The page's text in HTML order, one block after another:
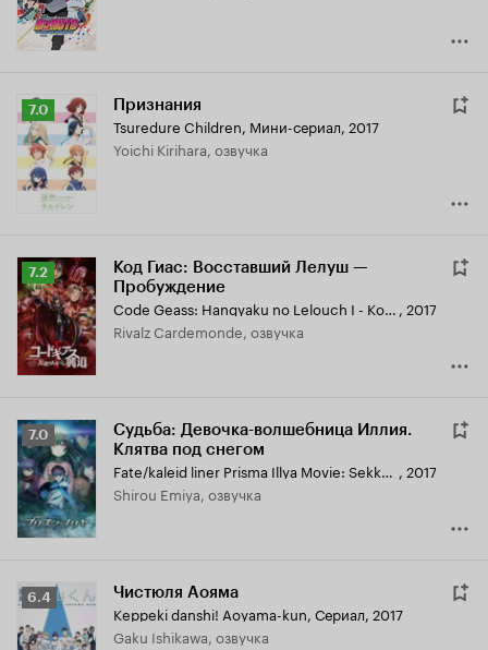
Рейтинг
Кинопоиска
7.0
7.0 Признания
Tsuredure Children, Мини-сериал, 2017
Yoichi Kirihara, озвучка
Рейтинг
Кинопоиска
7.2
7.2
Код Гиас: Восставший Лелуш —
Пробуждение
Code Geass: Hangyaku no Lelouch I - Koudou , 2017
Rivalz Cardemonde, озвучка
Рейтинг
Кинопоиска
7.0
7.0
Судьба: Девочка-волшебница Иллия.
Клятва под снегом
Fate/kaleid liner Prisma Illya Movie: Sekka no Chikai , 2017
Shirou Emiya, озвучка
Рейтинг
Кинопоиска
6.4
6.4 Чистюля Аояма
Keppeki danshi! Aoyama-kun, Сериал, 2017
Gaku Ishikawa, озвучка